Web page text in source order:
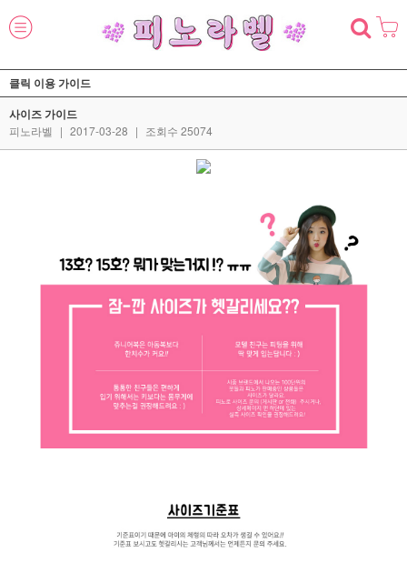
클릭 이용 가이드
사이즈 가이드
피노라벨 | 2017-03-28 | 조회수 25074